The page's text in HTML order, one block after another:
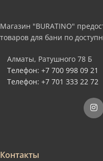
Магазин "BURATINO"
товаров для бани по
Алматы, Ратушного 78 Б
Телефон: +7 700 998 09 21
Телефон: +7 701 333 22 72
Контакты